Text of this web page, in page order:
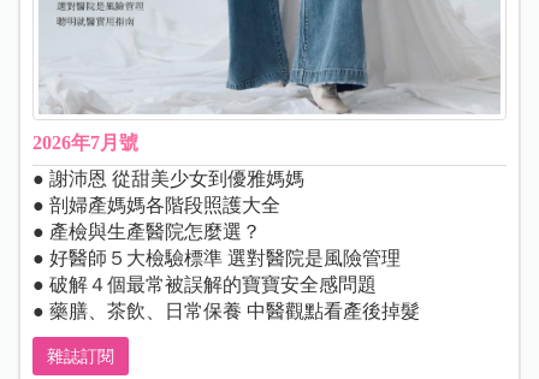
2026年7月號
● 謝沛恩 從甜美少女到優雅媽媽
● 剖婦產媽媽各階段照護大全
● 產檢與生產醫院怎麼選？
● 好醫師５大檢驗標準 選對醫院是風險管理
● 破解４個最常被誤解的寶寶安全感問題
● 藥膳、茶飲、日常保養 中醫觀點看產後掉髮
雜誌訂閱